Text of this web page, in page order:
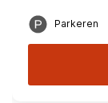
Parkeren